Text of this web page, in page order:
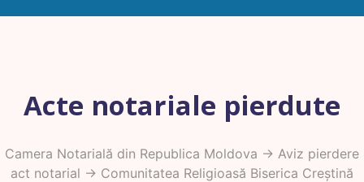
Acte notariale pierdute
Camera Notarială din Republica Moldova -> Aviz pierdere
act notarial -> Comunitatea Religioasă Biserica Creștină